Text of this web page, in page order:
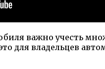
важно учесть
для владельцев